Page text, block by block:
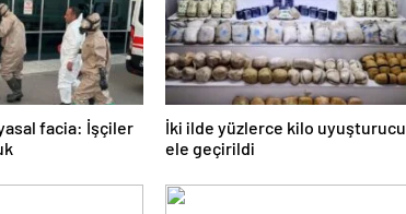
facia: İşçiler
İki ilde yüzlerce kilo uyuşturucu
ele geçirildi